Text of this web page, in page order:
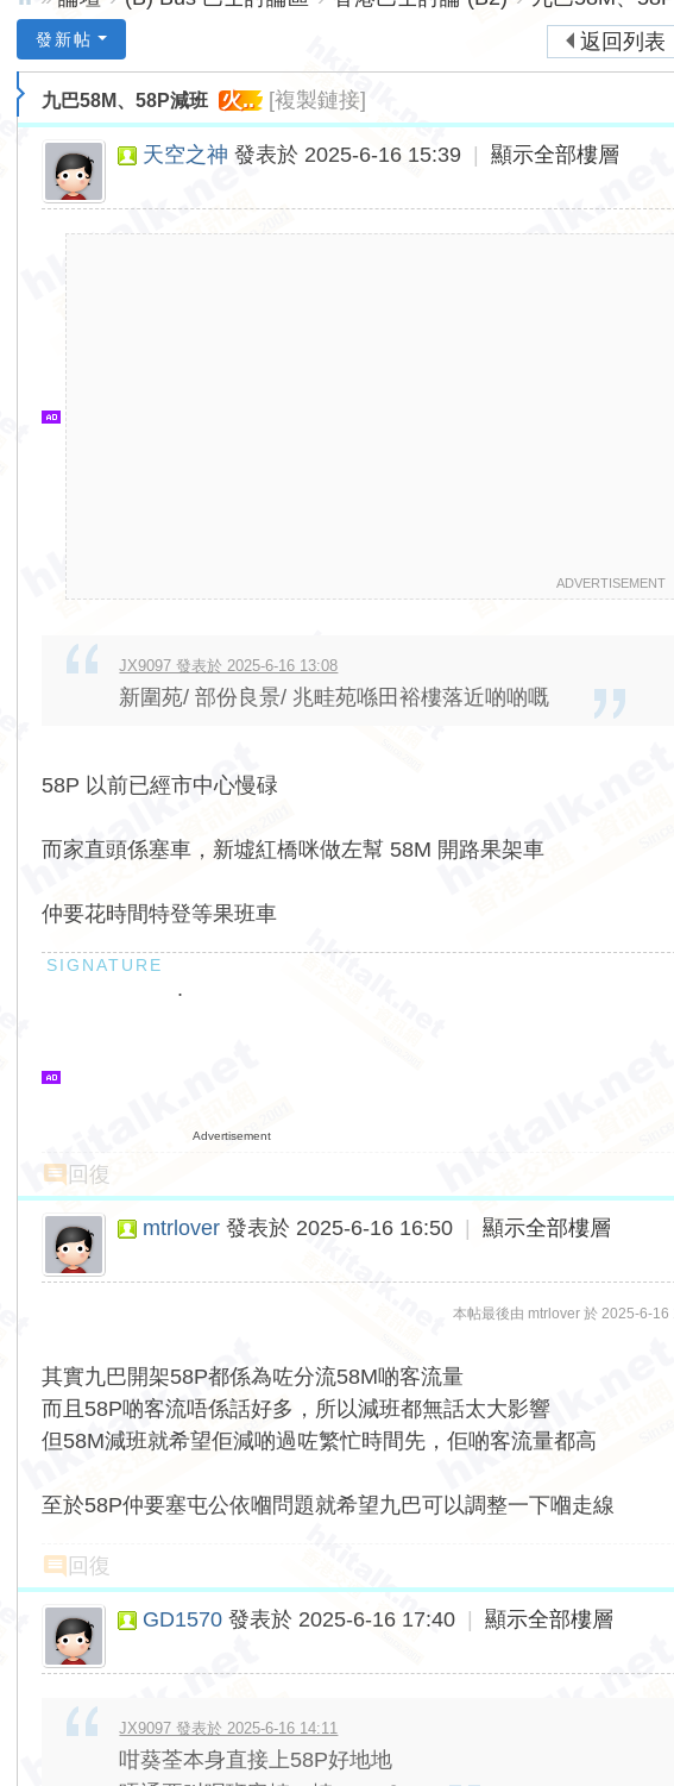
lk.
返回列表
發新帖
九巴58M、58P減班 火.. [複製鏈接]
天空之神 發表於 2025-6-16 15:39 顯示全部樓層
ADVERTISEMENT
JX9097 發表於 2025-6-16 13:08
新圍苑/ 部份良景/ 兆畦苑喺田裕樓落近啲啲嘅
58P 以前已經市中心慢碌
而家直頭係塞車，新墟紅橋咪做左幫 58M 開路果架車
仲要花時間特登等果班車
.
Advertisement
回復
mtrlover 發表於 2025-6-16 16:50 顯示全部樓層
本帖最後由 mtrlover 於 2025-6-16
其實九巴開架58P都係為咗分流58M啲客流量
而且58P啲客流唔係話好多，所以減班都無話太大影響
但58M減班就希望佢減啲過咗繁忙時間先，佢啲客流量都高
至於58P仲要塞屯公依嗰問題就希望九巴可以調整一下嗰走線
回復
GD1570 發表於 2025-6-16 17:40 顯示全部樓層
JX9097 發表於 2025-6-16 14:11
咁葵荃本身直接上58P好地地